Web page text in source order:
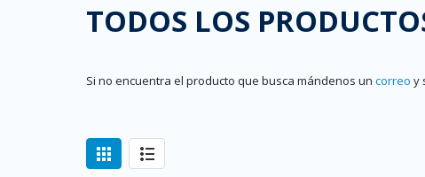
TODOS LOS
Si no encuentra el producto que busca mándenos un correo y